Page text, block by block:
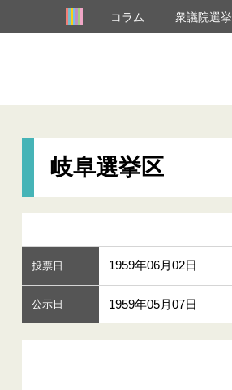
コラム 衆議院選挙
岐阜選挙区
投票日 1959年06月02日
公示日 1959年05月07日